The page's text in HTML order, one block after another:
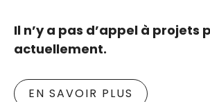
Il n’y a pas d’appel à projets
actuellement.
EN SAVOIR PLUS